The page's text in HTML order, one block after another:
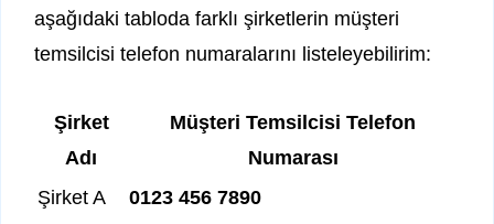
aşağıdaki tabloda farklı şirketlerin müşteri
temsilcisi telefon numaralarını listeleyebilirim:
Şirket
Adı
Müşteri Temsilcisi Telefon
Numarası
Şirket A
0123 456 7890